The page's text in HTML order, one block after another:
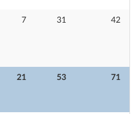
21 53 71
7 31 42